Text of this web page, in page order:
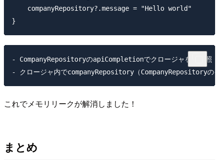
    companyRepository?.message = "Hello world"
- CompanyRepositoryのapiCompletionでクロージャを強参照
これでメモリリークが解消しました！
まとめ